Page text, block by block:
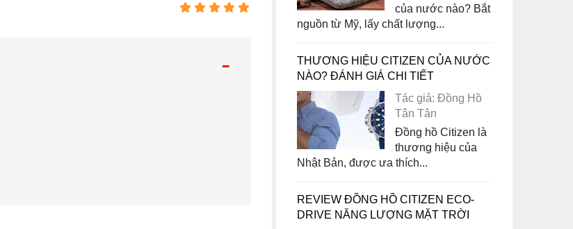
-
của nước nào? Bắt
nguồn từ Mỹ, lấy chất lượng...
THƯƠNG HIỆU CITIZEN CỦA NƯỚC
NÀO? ĐÁNH GIÁ CHI TIẾT
Tác giả: Đồng Hồ
Tân Tân
Đồng hồ Citizen là
thương hiệu của
Nhật Bản, được ưa thích...
REVIEW ĐỒNG HỒ CITIZEN ECO-
DRIVE NĂNG LƯỢNG MẶT TRỜI